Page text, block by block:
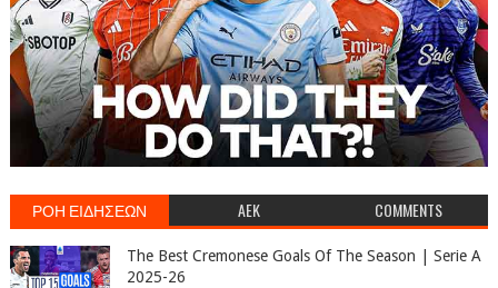
ΡΟΗ ΕΙΔΗΣΕΩΝ AEK COMMENTS
The Best Cremonese Goals Of The Season | Serie A
2025-26